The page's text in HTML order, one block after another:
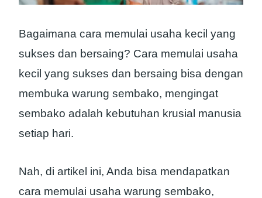
Bagaimana cara memulai usaha kecil yang
sukses dan bersaing? Cara memulai usaha
kecil yang sukses dan bersaing bisa dengan
membuka warung sembako, mengingat
sembako adalah kebutuhan krusial manusia
setiap hari.
Nah, di artikel ini, Anda bisa mendapatkan
cara memulai usaha warung sembako,